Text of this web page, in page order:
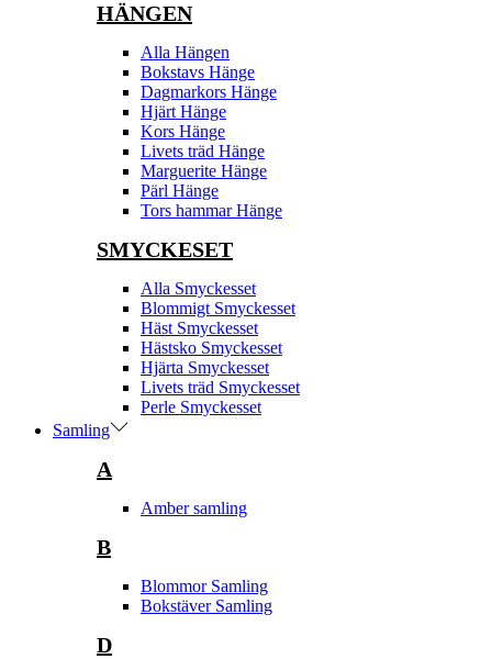
HÄNGEN
Alla Hängen
Bokstavs Hänge
Dagmarkors Hänge
Hjärt Hänge
Kors Hänge
Livets träd Hänge
Marguerite Hänge
Pärl Hänge
Tors hammar Hänge
SMYCKESET
Alla Smyckesset
Blommigt Smyckesset
Häst Smyckesset
Hästsko Smyckesset
Hjärta Smyckesset
Livets träd Smyckesset
Perle Smyckesset
Samling
A
Amber samling
B
Blommor Samling
Bokstäver Samling
D